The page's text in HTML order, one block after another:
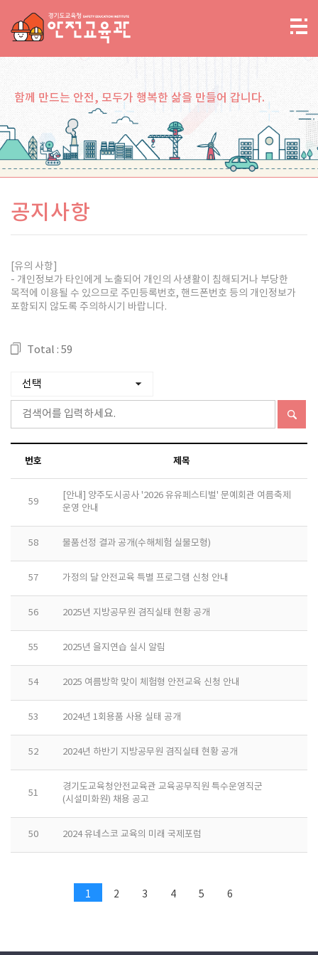
함께 만드는 안전, 모두가 행복한 삶을 만들어 갑니다.
공지사항
[유의 사항]
- 개인정보가 타인에게 노출되어 개인의 사생활이 침해되거나 부당한
목적에 이용될 수 있으므로 주민등록번호, 핸드폰번호 등의 개인정보가
포함되지 않도록 주의하시기 바랍니다.
Total : 59
번호 제목
59
[안내] 양주도시공사 '2026 유유페스티벌' 문예회관 여름축제
운영 안내
58 물품선정 결과 공개(수해체험 실물모형)
57 가정의 달 안전교육 특별 프로그램 신청 안내
56 2025년 지방공무원 겸직실태 현황 공개
55 2025년 을지연습 실시 알림
54 2025 여름방학 맞이 체험형 안전교육 신청 안내
53 2024년 1회용품 사용 실태 공개
52 2024년 하반기 지방공무원 겸직실태 현황 공개
51
경기도교육청안전교육관 교육공무직원 특수운영직군
(시설미화원) 채용 공고
50 2024 유네스코 교육의 미래 국제포럼
1 2 3 4 5 6